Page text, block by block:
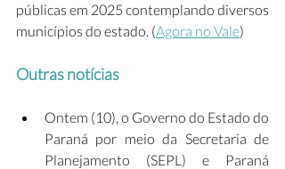
públicas em 2025 contemplando diversos
municípios do estado. (Agora no Vale)
Outras notícias
Ontem (10), o Governo do Estado do
Paraná por meio da Secretaria de
Planejamento (SEPL) e Paraná